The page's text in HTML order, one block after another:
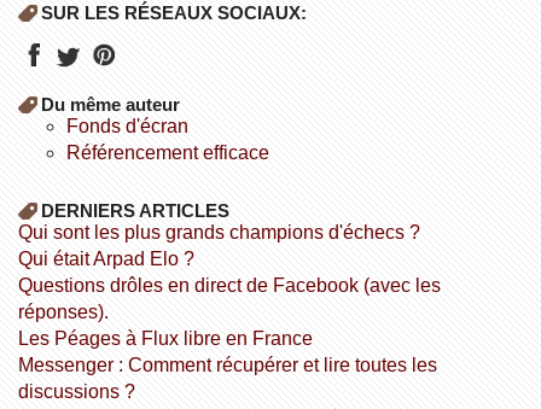
SUR LES RÉSEAUX SOCIAUX:
Du même auteur
fonds d'écran
référencement efficace
DERNIERS ARTICLES
Qui sont les plus grands champions d'échecs ?
Qui était Arpad Elo ?
Questions drôles en direct de Facebook (avec les
réponses).
Les Péages à Flux libre en France
Messenger : Comment récupérer et lire toutes les
discussions ?